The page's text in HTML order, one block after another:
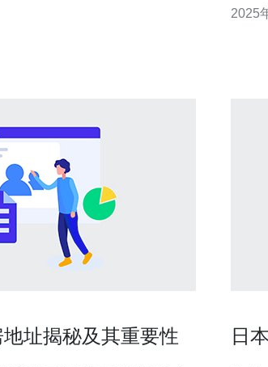
过优秀的服务器选择来加速游
方位的服务器
2025
址揭秘及其重要性
日